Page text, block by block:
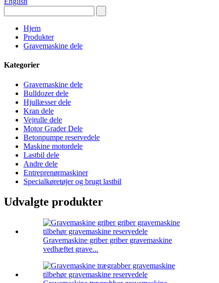
Hjem
Produkter
Gravemaskine dele
Kategorier
Gravemaskine dele
Bulldozer dele
Hjullæsser dele
Kran dele
Vejrulle dele
Motor Grader Dele
Betonpumpe reservedele
Maskine motordele
Lastbil dele
Andre dele
Entreprenørmaskiner
Specialkøretøjer og brugt lastbil
Udvalgte produkter
Gravemaskine griber griber gravemaskine
vedhæftet grave...